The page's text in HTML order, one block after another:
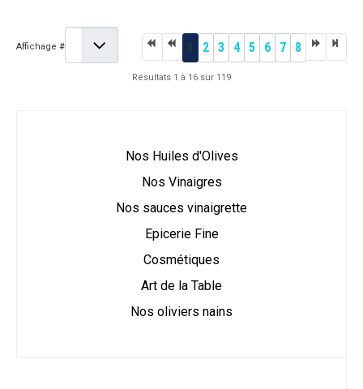
Affichage # 1 2 3 4 5 6 7 8
Résultats 1 à 16 sur 119
Nos Huiles d'Olives
Nos Vinaigres
Nos sauces vinaigrette
Epicerie Fine
Cosmétiques
Art de la Table
Nos oliviers nains